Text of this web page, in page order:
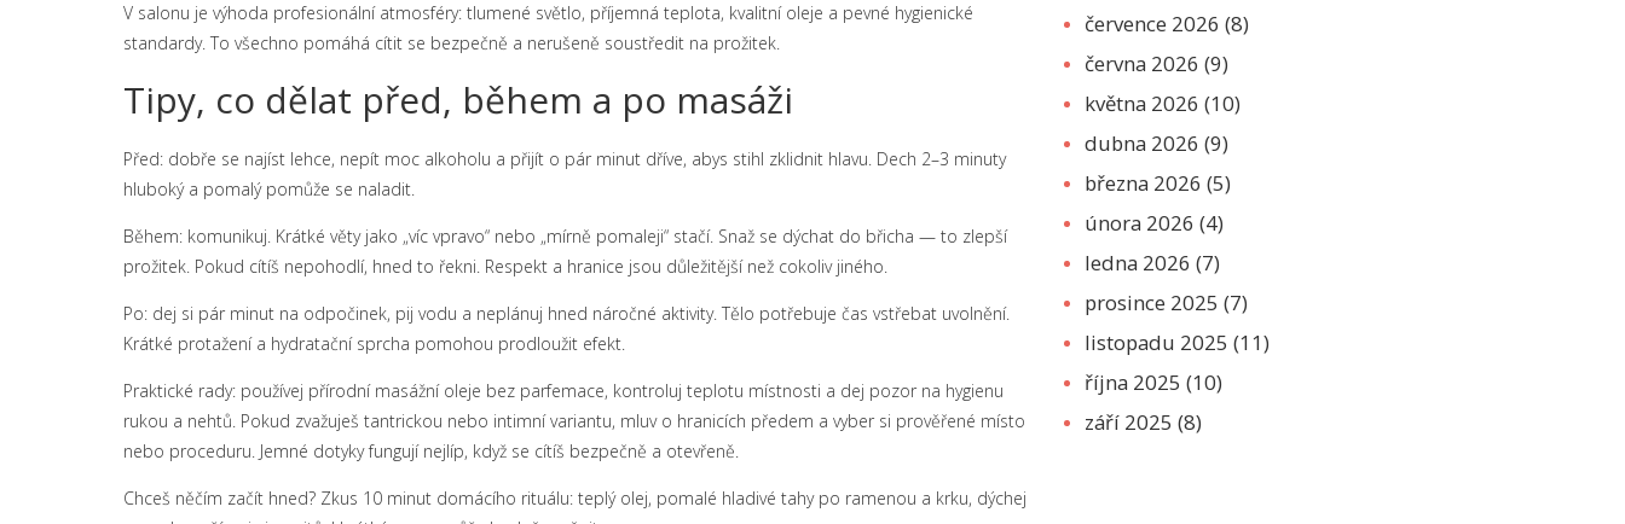
V salonu je výhoda profesionální atmosféry: tlumené světlo, příjemná teplota, kvalitní oleje a pevné hygienické
standardy. To všechno pomáhá cítit se bezpečně a nerušeně soustředit na prožitek.
Tipy, co dělat před, během a po masáži
Před: dobře se najíst lehce, nepít moc alkoholu a přijít o pár minut dříve, abys stihl zklidnit hlavu. Dech 2–3 minuty
hluboký a pomalý pomůže se naladit.
Během: komunikuj. Krátké věty jako „víc vpravo“ nebo „mírně pomaleji“ stačí. Snaž se dýchat do břicha — to zlepší
prožitek. Pokud cítíš nepohodlí, hned to řekni. Respekt a hranice jsou důležitější než cokoliv jiného.
Po: dej si pár minut na odpočinek, pij vodu a neplánuj hned náročné aktivity. Tělo potřebuje čas vstřebat uvolnění.
Krátké protažení a hydratační sprcha pomohou prodloužit efekt.
Praktické rady: používej přírodní masážní oleje bez parfemace, kontroluj teplotu místnosti a dej pozor na hygienu
rukou a nehtů. Pokud zvažuješ tantrickou nebo intimní variantu, mluv o hranicích předem a vyber si prověřené místo
nebo proceduru. Jemné dotyky fungují nejlíp, když se cítíš bezpečně a otevřeně.
Chceš něčím začít hned? Zkus 10 minut domácího rituálu: teplý olej, pomalé hladivé tahy po ramenou a krku, dýchej
července 2026 (8)
června 2026 (9)
května 2026 (10)
dubna 2026 (9)
března 2026 (5)
února 2026 (4)
ledna 2026 (7)
prosince 2025 (7)
listopadu 2025 (11)
října 2025 (10)
září 2025 (8)